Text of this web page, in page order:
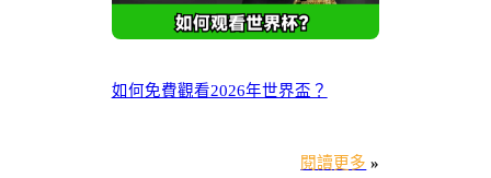
如何免費觀看2026年世界盃？
閱讀更多 »